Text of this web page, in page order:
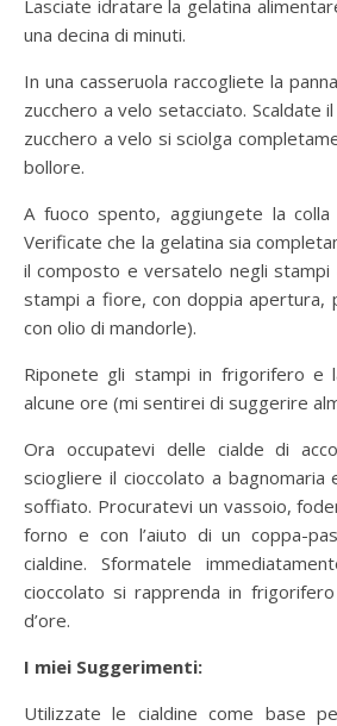
Lasciate idratare la gelatina
una decina di minuti.
In una casseruola raccogliete la
zucchero a velo setacciato. Scaldate
zucchero a velo si sciolga
bollore.
A fuoco spento, aggiungete la colla
Verificate che la gelatina sia
il composto e versatelo negli stampi
stampi a fiore, con doppia apertura,
con olio di mandorle).
Riponete gli stampi in frigorifero e
alcune ore (mi sentirei di suggerire
Ora occupatevi delle cialde di
sciogliere il cioccolato a
soffiato. Procuratevi un vassoio,
forno e con l’aiuto di un coppa-
cialdine. Sformatele
cioccolato si rapprenda in
d’ore.
I miei Suggerimenti:
Utilizzate le cialdine come base